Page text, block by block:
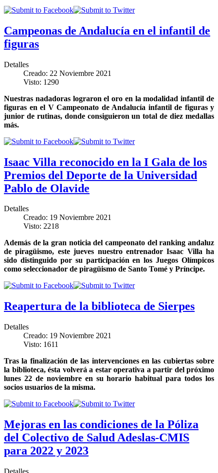
Campeonas de Andalucía en el infantil de
figuras
Detalles
Creado: 22 Noviembre 2021
Visto: 1290
Nuestras nadadoras lograron el oro en la modalidad infantil de
figuras en el V Campeonato de Andalucía infantil de figuras y
junior de rutinas, donde consiguieron un total de diez medallas
más.
Isaac Villa reconocido en la I Gala de los
Premios del Deporte de la Universidad
Pablo de Olavide
Detalles
Creado: 19 Noviembre 2021
Visto: 2218
Además de la gran noticia del campeonato del ranking andaluz
de piragüismo, este jueves nuestro entrenador Isaac Villa ha
sido distinguido por su participación en los Juegos Olímpicos
como seleccionador de piragüismo de Santo Tomé y Príncipe.
Reapertura de la biblioteca de Sierpes
Detalles
Creado: 19 Noviembre 2021
Visto: 1611
Tras la finalización de las intervenciones en las cubiertas sobre
la biblioteca, ésta volverá a estar operativa a partir del próximo
lunes 22 de noviembre en su horario habitual para todos los
socios usuarios de la misma.
Mejoras en las condiciones de la Póliza
del Colectivo de Salud Adeslas-CMIS
para 2022 y 2023
Detalles